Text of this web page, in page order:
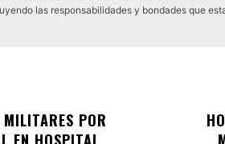
las responsabilidades y bondades que
POR
EN HOSPITAL